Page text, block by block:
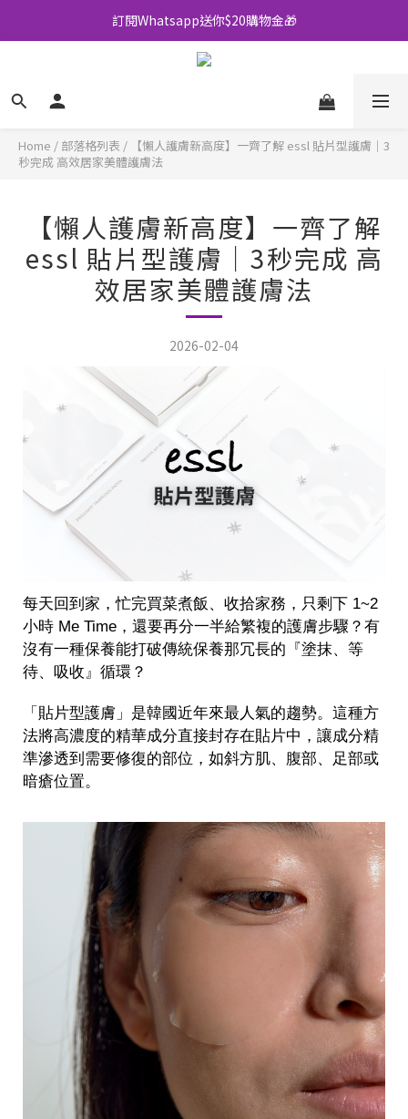
全店買滿$500即享包郵💜
訂閱Whatsapp送你$20購物金🎁
全店買滿$500即享包郵💜
Home / 部落格列表 /
【懶人護膚新高度】一齊了解 essl 貼片型護膚｜3
秒完成 高效居家美體護膚法
【懶人護膚新高度】一齊了解
essl 貼片型護膚｜3秒完成 高
效居家美體護膚法
2026-02-04
每天回到家，忙完買菜煮飯、收拾家務，只剩下 1~2
小時 Me Time，還要再分一半給繁複的護膚步驟？有
沒有一種保養能打破傳統保養那冗長的『塗抹、等
待、吸收』循環？
「貼片型護膚」是韓國近年來最人氣的趨勢。這種方
法將高濃度的精華成分直接封存在貼片中，讓成分精
準滲透到需要修復的部位，如斜方肌、腹部、足部或
暗瘡位置。